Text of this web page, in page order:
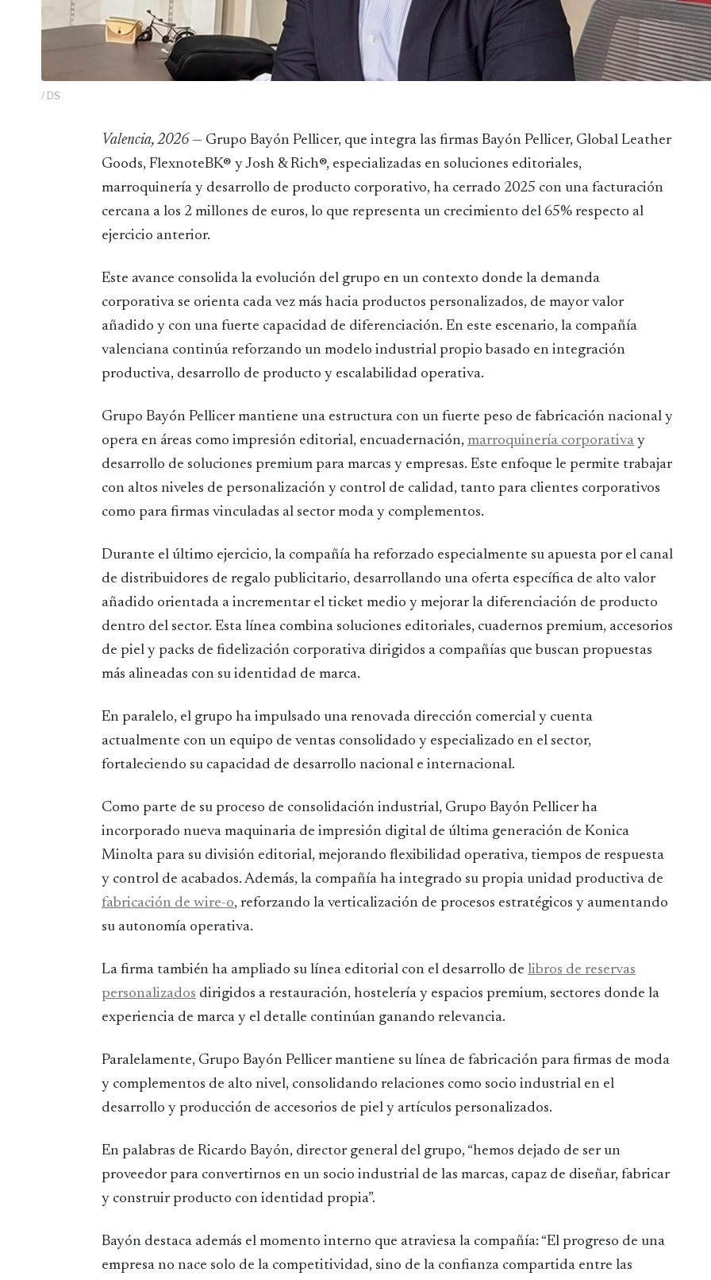
/ DS
Valencia, 2026 — Grupo Bayón Pellicer, que integra las firmas Bayón Pellicer, Global Leather
Goods, FlexnoteBK® y Josh & Rich®, especializadas en soluciones editoriales,
marroquinería y desarrollo de producto corporativo, ha cerrado 2025 con una facturación
cercana a los 2 millones de euros, lo que representa un crecimiento del 65% respecto al
ejercicio anterior.
Este avance consolida la evolución del grupo en un contexto donde la demanda
corporativa se orienta cada vez más hacia productos personalizados, de mayor valor
añadido y con una fuerte capacidad de diferenciación. En este escenario, la compañía
valenciana continúa reforzando un modelo industrial propio basado en integración
productiva, desarrollo de producto y escalabilidad operativa.
Grupo Bayón Pellicer mantiene una estructura con un fuerte peso de fabricación nacional y
opera en áreas como impresión editorial, encuadernación, marroquinería corporativa y
desarrollo de soluciones premium para marcas y empresas. Este enfoque le permite trabajar
con altos niveles de personalización y control de calidad, tanto para clientes corporativos
como para firmas vinculadas al sector moda y complementos.
Durante el último ejercicio, la compañía ha reforzado especialmente su apuesta por el canal
de distribuidores de regalo publicitario, desarrollando una oferta específica de alto valor
añadido orientada a incrementar el ticket medio y mejorar la diferenciación de producto
dentro del sector. Esta línea combina soluciones editoriales, cuadernos premium, accesorios
de piel y packs de fidelización corporativa dirigidos a compañías que buscan propuestas
más alineadas con su identidad de marca.
En paralelo, el grupo ha impulsado una renovada dirección comercial y cuenta
actualmente con un equipo de ventas consolidado y especializado en el sector,
fortaleciendo su capacidad de desarrollo nacional e internacional.
Como parte de su proceso de consolidación industrial, Grupo Bayón Pellicer ha
incorporado nueva maquinaria de impresión digital de última generación de Konica
Minolta para su división editorial, mejorando flexibilidad operativa, tiempos de respuesta
y control de acabados. Además, la compañía ha integrado su propia unidad productiva de
fabricación de wire-o, reforzando la verticalización de procesos estratégicos y aumentando
su autonomía operativa.
La firma también ha ampliado su línea editorial con el desarrollo de libros de reservas
personalizados dirigidos a restauración, hostelería y espacios premium, sectores donde la
experiencia de marca y el detalle continúan ganando relevancia.
Paralelamente, Grupo Bayón Pellicer mantiene su línea de fabricación para firmas de moda
y complementos de alto nivel, consolidando relaciones como socio industrial en el
desarrollo y producción de accesorios de piel y artículos personalizados.
En palabras de Ricardo Bayón, director general del grupo, “hemos dejado de ser un
proveedor para convertirnos en un socio industrial de las marcas, capaz de diseñar, fabricar
y construir producto con identidad propia”.
Bayón destaca además el momento interno que atraviesa la compañía: “El progreso de una
empresa no nace solo de la competitividad, sino de la confianza compartida entre las